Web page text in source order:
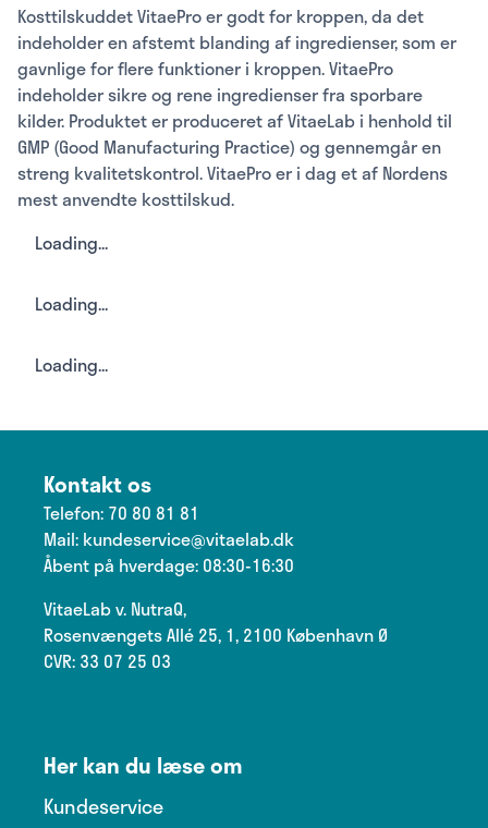
Kosttilskuddet VitaePro er godt for kroppen, da det
indeholder en afstemt blanding af ingredienser, som er
gavnlige for flere funktioner i kroppen. VitaePro
indeholder sikre og rene ingredienser fra sporbare
kilder. Produktet er produceret af VitaeLab i henhold til
GMP (Good Manufacturing Practice) og gennemgår en
streng kvalitetskontrol. VitaePro er i dag et af Nordens
mest anvendte kosttilskud.
Loading...
Loading...
Loading...
Kontakt os
Telefon: 70 80 81 81
Mail: kundeservice@vitaelab.dk
Åbent på hverdage: 08:30-16:30
VitaeLab v. NutraQ,
Rosenvængets Allé 25, 1, 2100 København Ø
CVR: 33 07 25 03
Her kan du læse om
Kundeservice